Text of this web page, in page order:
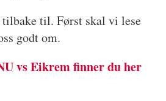
til. Først skal vi lese
godt om.
vs Eikrem finner du her